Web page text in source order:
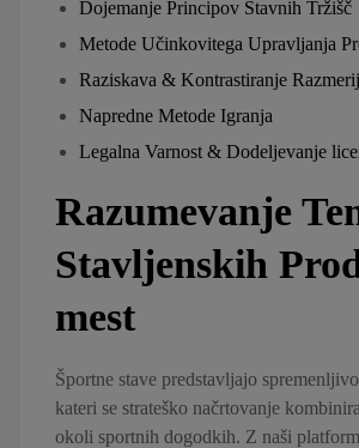
Dojemanje Principov Stavnih Tržišč
Metode Učinkovitega Upravljanja
Raziskava & Kontrastiranje Razmerij
Napredne Metode Igranja
Legalna Varnost & Dodeljevanje
Razumevanje
Stavljenskih
mest
Športne stave predstavljajo
kateri se strateško načrtovanje
okoli sportnih dogodkih. Z naši